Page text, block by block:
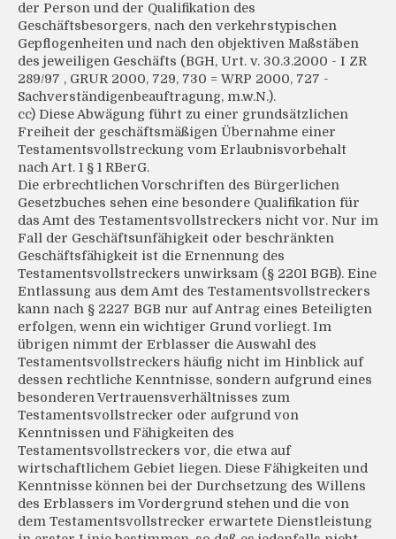
der Person und der Qualifikation des
Geschäftsbesorgers, nach den verkehrstypischen
Gepflogenheiten und nach den objektiven Maßstäben
des jeweiligen Geschäfts (BGH, Urt. v. 30.3.2000 - I ZR
289/97 , GRUR 2000, 729, 730 = WRP 2000, 727 -
Sachverständigenbeauftragung, m.w.N.).
cc) Diese Abwägung führt zu einer grundsätzlichen
Freiheit der geschäftsmäßigen Übernahme einer
Testamentsvollstreckung vom Erlaubnisvorbehalt
nach Art. 1 § 1 RBerG.
Die erbrechtlichen Vorschriften des Bürgerlichen
Gesetzbuches sehen eine besondere Qualifikation für
das Amt des Testamentsvollstreckers nicht vor. Nur im
Fall der Geschäftsunfähigkeit oder beschränkten
Geschäftsfähigkeit ist die Ernennung des
Testamentsvollstreckers unwirksam (§ 2201 BGB). Eine
Entlassung aus dem Amt des Testamentsvollstreckers
kann nach § 2227 BGB nur auf Antrag eines Beteiligten
erfolgen, wenn ein wichtiger Grund vorliegt. Im
übrigen nimmt der Erblasser die Auswahl des
Testamentsvollstreckers häufig nicht im Hinblick auf
dessen rechtliche Kenntnisse, sondern aufgrund eines
besonderen Vertrauensverhältnisses zum
Testamentsvollstrecker oder aufgrund von
Kenntnissen und Fähigkeiten des
Testamentsvollstreckers vor, die etwa auf
wirtschaftlichem Gebiet liegen. Diese Fähigkeiten und
Kenntnisse können bei der Durchsetzung des Willens
des Erblassers im Vordergrund stehen und die von
dem Testamentsvollstrecker erwartete Dienstleistung